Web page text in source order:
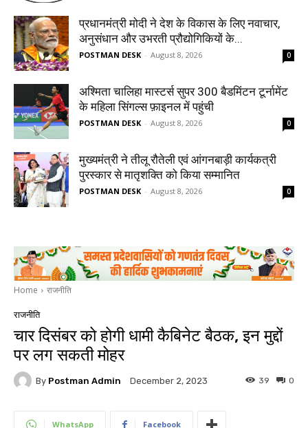
प्रधानमंत्री मोदी ने देश के विकास के लिए नवाचार,
अनुसंधान और उभरती प्रौद्योगिकियों के...
POSTMAN DESK - August 8, 2026 0
अश्मिता चालिहा मास्टर्स सुपर 300 बैडमिंटन टूर्नामेंट
के महिला सिंगल्स फ़ाइनल में पहुंची
POSTMAN DESK - August 8, 2026 0
मुख्यमंत्री ने तीलू रौतेली एवं आंगनबाड़ी कार्यकत्री
पुरस्कार से मातृशक्ति को किया सम्मानित
POSTMAN DESK - August 8, 2026 0